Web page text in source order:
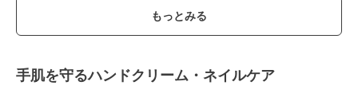
もっとみる
手肌を守るハンドクリーム・ネイルケア